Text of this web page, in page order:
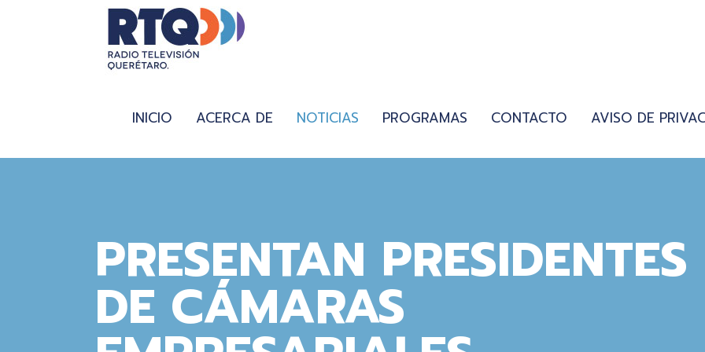
INICIO ACERCA DE NOTICIAS PROGRAMAS CONTACTO AVISO DE
PRESENTAN PRESIDENTES
DE CÁMARAS